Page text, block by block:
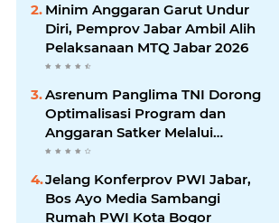
Minim Anggaran Garut Undur
Diri, Pemprov Jabar Ambil Alih
Pelaksanaan MTQ Jabar 2026
Asrenum Panglima TNI Dorong
Optimalisasi Program dan
Anggaran Satker Melalui
Evaluasi Kinerja
Jelang Konferprov PWI Jabar,
Bos Ayo Media Sambangi
Rumah PWI Kota Bogor